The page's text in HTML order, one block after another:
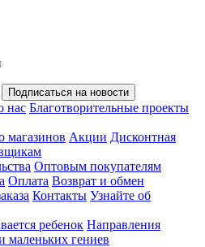
нас Благотворительные проекты
магазинов Акции Дисконтная
Оптовым покупателям
Оплата Возврат и обмен
Контакты Узнайте об
ребенок Направления
маленьких гениев